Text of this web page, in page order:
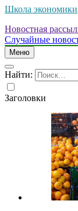
Школа экономики
Новостная
Случайные
Меню
Найти:
Заголовки